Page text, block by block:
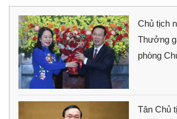
Chủ tịch
Thưởng
phòng
Tân Chủ